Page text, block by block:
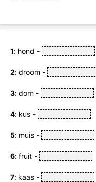
1: hond -
2: droom -
3: dom -
4: kus -
5: muis -
6: fruit -
7: kaas -